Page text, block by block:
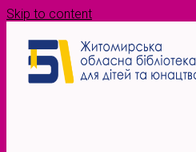
Skip to content